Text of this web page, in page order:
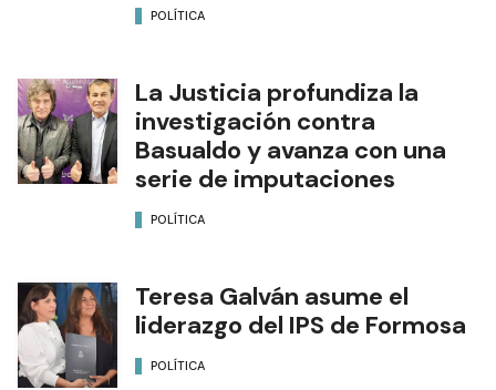
POLÍTICA
La Justicia profundiza la
investigación contra
Basualdo y avanza con una
serie de imputaciones
POLÍTICA
Teresa Galván asume el
liderazgo del IPS de Formosa
POLÍTICA